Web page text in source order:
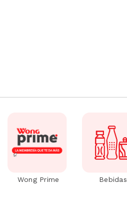
Wong Prime Bebidas